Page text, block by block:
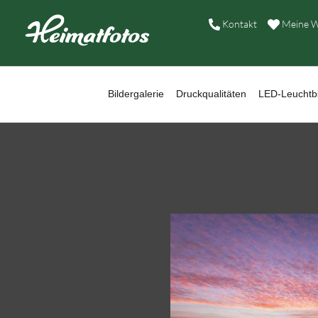
Kontakt Meine
Bildergalerie Druckqualitäten LED-